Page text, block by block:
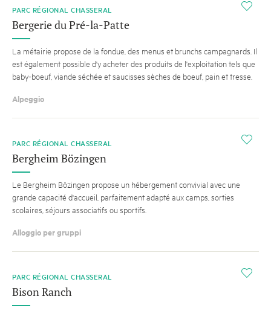
i
PARC RÉGIONAL CHASSERAL
Bergerie du Pré-la-Patte
La métairie propose de la fondue, des menus et brunchs campagnards. Il
est également possible d'y acheter des produits de l'exploitation tels que
baby-boeuf, viande séchée et saucisses sèches de boeuf, pain et tresse.
Alpeggio
i
PARC RÉGIONAL CHASSERAL
Bergheim Bözingen
Le Bergheim Bözingen propose un hébergement convivial avec une
grande capacité d'accueil, parfaitement adapté aux camps, sorties
scolaires, séjours associatifs ou sportifs.
Alloggio per gruppi
i
PARC RÉGIONAL CHASSERAL
Bison Ranch